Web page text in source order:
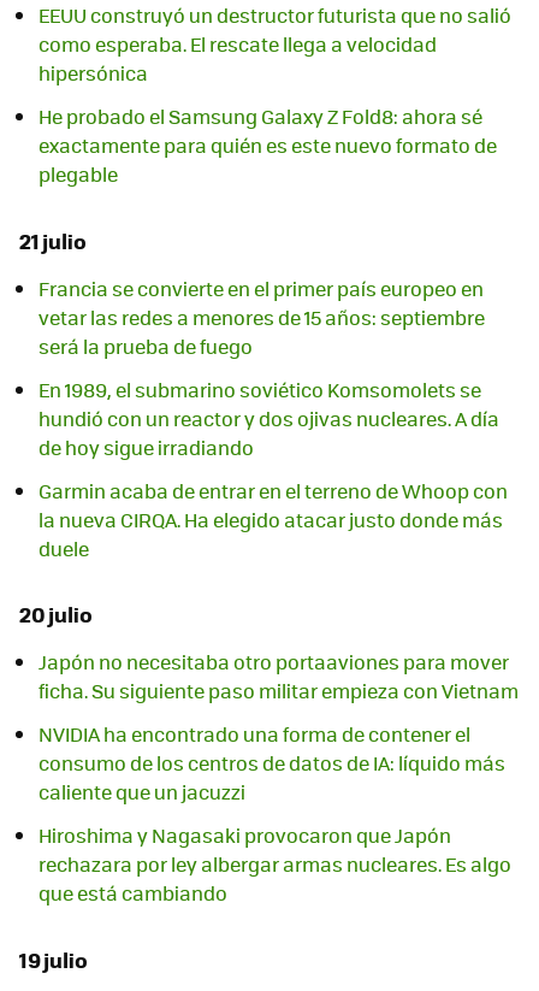
EEUU construyó un destructor futurista que no salió
como esperaba. El rescate llega a velocidad
hipersónica
He probado el Samsung Galaxy Z Fold8: ahora sé
exactamente para quién es este nuevo formato de
plegable
21 julio
Francia se convierte en el primer país europeo en
vetar las redes a menores de 15 años: septiembre
será la prueba de fuego
En 1989, el submarino soviético Komsomolets se
hundió con un reactor y dos ojivas nucleares. A día
de hoy sigue irradiando
Garmin acaba de entrar en el terreno de Whoop con
la nueva CIRQA. Ha elegido atacar justo donde más
duele
20 julio
Japón no necesitaba otro portaaviones para mover
ficha. Su siguiente paso militar empieza con Vietnam
NVIDIA ha encontrado una forma de contener el
consumo de los centros de datos de IA: líquido más
caliente que un jacuzzi
Hiroshima y Nagasaki provocaron que Japón
rechazara por ley albergar armas nucleares. Es algo
que está cambiando
19 julio